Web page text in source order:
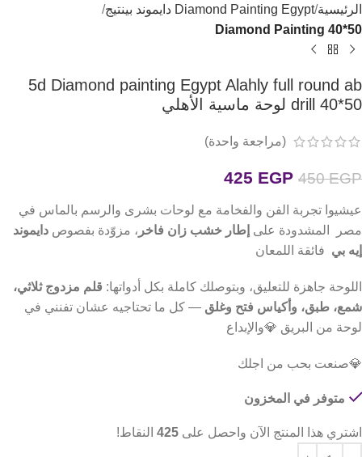
الرئيسية Diamond Painting Egypt دايموند بينتيج
Diamond Painting 40*50
5d Diamond painting Egypt Alahly full round ab
drill 40*50 لوحة ماسية الأهلي
(مراجعة واحدة)
450EGP
425 EGP
عيشيوا تجربة الفن والفخامة مع لوحات بشرى والرسم بالماس في
مصر المشدودة على إطار خشب زان فاخر ، مزوّدة بفصوص دايموند
إيه بي فائقة اللمعان
اللوحة جاهزة للتعليق، وبتوصلك كاملة بكل أدواتها: قلم مزدوج ثلاثي،
شمع، طبق، وأكياس فتح وغلق — كل ما تحتاجيه عشان تفنني في
لوحة من البريق 💎والإبداع
💎صنعت بحب من اجلك
متوفر في المخزون
اشتري هذا المنتج الآن واحصل على 425 النقاط!